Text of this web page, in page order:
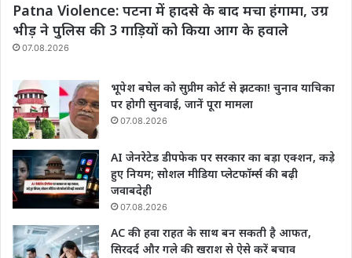
Patna Violence: पटना में हादसे के बाद मचा हंगामा, उग्र
भीड़ ने पुलिस की 3 गाड़ियों को किया आग के हवाले
07.08.2026
भूपेश बघेल को सुप्रीम कोर्ट से झटका! चुनाव याचिका
पर होगी सुनवाई, जानें पूरा मामला
07.08.2026
AI जेनरेटेड डीपफेक पर सरकार का बड़ा एक्शन, कड़े
हुए नियम; सोशल मीडिया प्लेटफॉर्म्स की बढ़ी
जवाबदेही
07.08.2026
AC की हवा राहत के साथ बन सकती है आफत,
सिरदर्द और गले की खराश से ऐसे करें बचाव